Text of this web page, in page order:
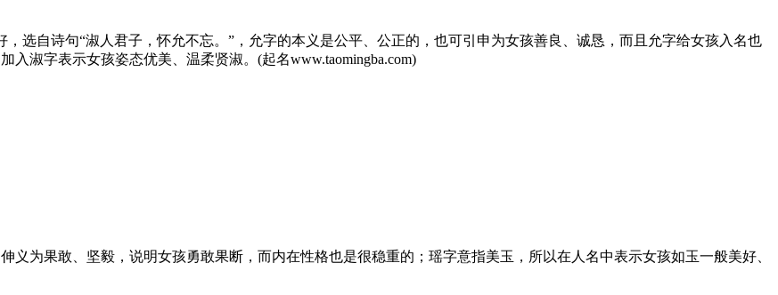
选自诗句“淑人君子，怀允不忘。”，允字的本义是公平、公正的，也可引申为女孩善良、诚恳，而且允字给女孩入名也
淑字表示女孩姿态优美、温柔贤淑。(起名www.taomingba.com)
义为果敢、坚毅，说明女孩勇敢果断，而内在性格也是很稳重的；瑶字意指美玉，所以在人名中表示女孩如玉一般美好、